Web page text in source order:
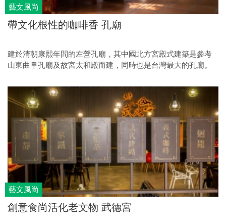
藝文風尚
帶文化根性的咖啡香 孔廟
建於清朝康熙年間的左營孔廟，其中國北方宮殿式建築是參考
山東曲阜孔廟及故宮太和殿而建，同時也是台灣最大的孔廟。
藝文風尚
創意食尚活化老文物 武德宮